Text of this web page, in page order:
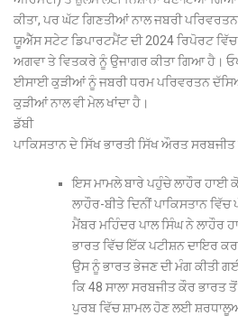
ਕੀਤਾ, ਪਰ ਘੱਟ ਗਿਣਤੀਆਂ ਨਾਲ ਜਬਰੀ
ਯੂਐੱਸ ਸਟੇਟ ਡਿਪਾਰਟਮੈਂਟ ਦੀ 2024 ਰਿਪੋਰਟ
ਅਗਵਾ ਤੇ ਵਿਤਕਰੇ ਨੂੰ ਉਜਾਗਰ ਕੀਤਾ ਗਿਆ ਹੈ।
ਈਸਾਈ ਕੁੜੀਆਂ ਨੂੰ ਜਬਰੀ ਧਰਮ ਪਰਿਵਰਤਨ
ਕੁੜੀਆਂ ਨਾਲ ਵੀ ਮੇਲ ਖਾਂਦਾ ਹੈ।
ਡੱਬੀ
ਪਾਕਿਸਤਾਨ ਦੇ ਸਿੱਖ ਭਾਰਤੀ ਸਿੱਖ ਔਰਤ
ਇਸ ਮਾਮਲੇ ਬਾਰੇ ਪਹੁੰਚੇ ਲਾਹੌਰ ਹਾਈ
ਲਾਹੌਰ-ਬੀਤੇ ਦਿਨੀਂ ਪਾਕਿਸਤਾਨ ਵਿੱਚ
ਮੈਂਬਰ ਮਹਿੰਦਰ ਪਾਲ ਸਿੰਘ ਨੇ ਲਾਹੌਰ
ਭਾਰਤ ਵਿੱਚ ਇੱਕ ਪਟੀਸ਼ਨ ਦਾਇਰ
ਉਸ ਨੂੰ ਭਾਰਤ ਭੇਜਣ ਦੀ ਮੰਗ ਕੀਤੀ
ਕਿ 48 ਸਾਲਾ ਸਰਬਜੀਤ ਕੌਰ ਭਾਰਤ
ਪੁਰਬ ਵਿੱਚ ਸ਼ਾਮਲ ਹੋਣ ਲਈ